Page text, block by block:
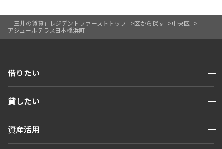
「三井の賃貸」レジデントファーストトップ 区から探す
中央区
アジュールテラス日本橋浜町
借りたい 開閉
人気エリアから探す
貸したい 開閉
お問い合わせ
資産活用 開閉